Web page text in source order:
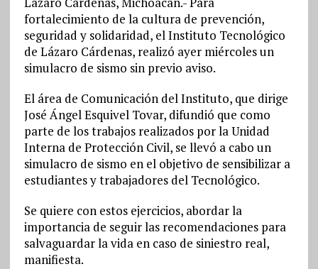
fortalecimiento de la cultura de prevención,
seguridad y solidaridad, el Instituto Tecnológico
de Lázaro Cárdenas, realizó ayer miércoles un
simulacro de sismo sin previo aviso.
El área de Comunicación del Instituto, que dirige
José Ángel Esquivel Tovar, difundió que como
parte de los trabajos realizados por la Unidad
Interna de Protección Civil, se llevó a cabo un
simulacro de sismo en el objetivo de sensibilizar a
estudiantes y trabajadores del Tecnológico.
Se quiere con estos ejercicios, abordar la
importancia de seguir las recomendaciones para
salvaguardar la vida en caso de siniestro real,
manifiesta.